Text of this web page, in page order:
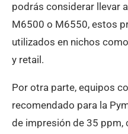
podrás considerar llevar
M6500 o M6550, estos
utilizados en nichos
y retail.
Por otra parte, equipos
recomendado para la
de impresión de 35